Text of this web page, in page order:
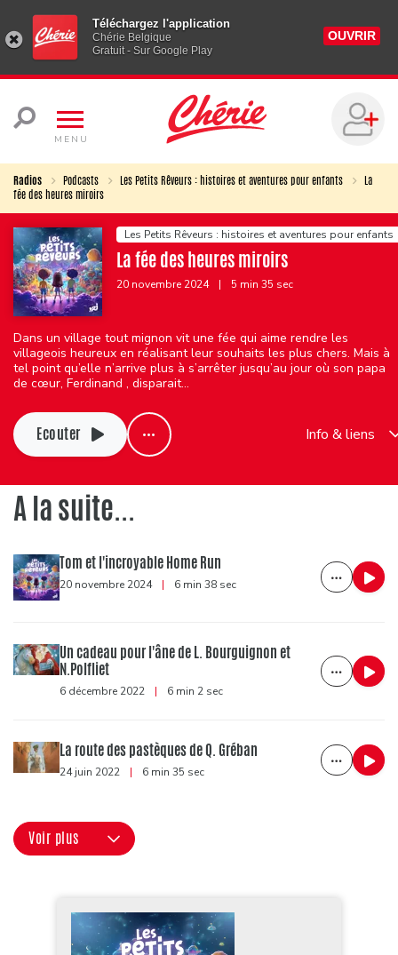
Téléchargez l'application
Chérie Belgique
Gratuit - Sur Google Play
OUVRIR
MENU
Radios Podcasts Les Petits Rêveurs : histoires et aventures pour enfants
La
fée des heures miroirs
Les Petits Rêveurs : histoires et aventures pour enfants
La fée des heures miroirs
20 novembre 2024 | 5 min 35 sec
Dans un village tout mignon vit une fée qui aime rendre les
villageois heureux en réalisant leur souhaits les plus chers. Mais à
tel point qu’elle n’arrive plus à s’arrêter jusqu’au jour où son papa
de cœur, Ferdinand , disparait...
Ecouter Info & liens
A la suite...
Tom et l'incroyable Home Run
20 novembre 2024 | 6 min 38 sec
Un cadeau pour l'âne de L. Bourguignon et
N.Polfliet
6 décembre 2022 | 6 min 2 sec
La route des pastèques de Q. Gréban
24 juin 2022 | 6 min 35 sec
Voir plus